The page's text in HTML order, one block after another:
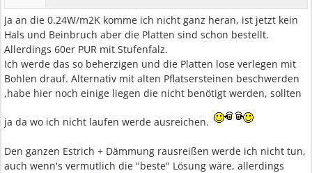
Ja an die 0.24W/m2K komme ich nicht ganz heran, ist jetzt kein
Hals und Beinbruch aber die Platten sind schon bestellt.
Allerdings 60er PUR mit Stufenfalz.
Ich werde das so beherzigen und die Platten lose verlegen mit
Bohlen drauf. Alternativ mit alten Pflatsersteinen beschwerden
,habe hier noch einige liegen die nicht benötigt werden, sollten
ja da wo ich nicht laufen werde ausreichen.
Den ganzen Estrich + Dämmung rausreißen werde ich nicht tun,
auch wenn's vermutlich die "beste" Lösung wäre, allerdings